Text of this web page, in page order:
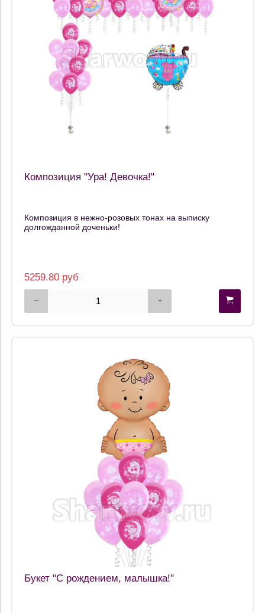
Композиция "Ура! Девочка!"
Композиция в нежно-розовых тонах на выписку
долгожданной доченьки!
5259.80 руб
Букет "С рождением, малышка!"